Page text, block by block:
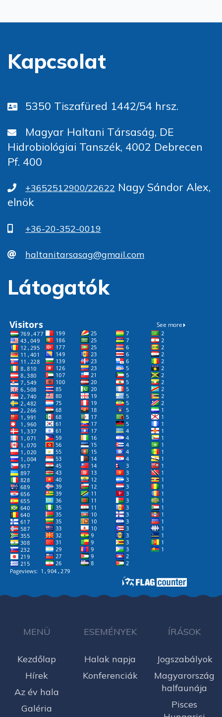
Kapcsolat
5350 Tiszafüred 1442/54 hrsz.
Magyar Haltani Társaság, DE
Hidrobiológiai Tanszék, 4002 Debrecen
Pf. 400
+3652512900/22622 Nagy Sándor Alex,
elnök
+36-20-352-0019
haltanitarsasag@gmail.com
Látogatók
MENÜ
Kezdőlap
Hírek
Az év hala
Galéria
ESEMÉNYEK
Halak napja
Konferenciák
ÍRÁSOK
Jogszabályok
Magyarország
halfaunája
Pisces